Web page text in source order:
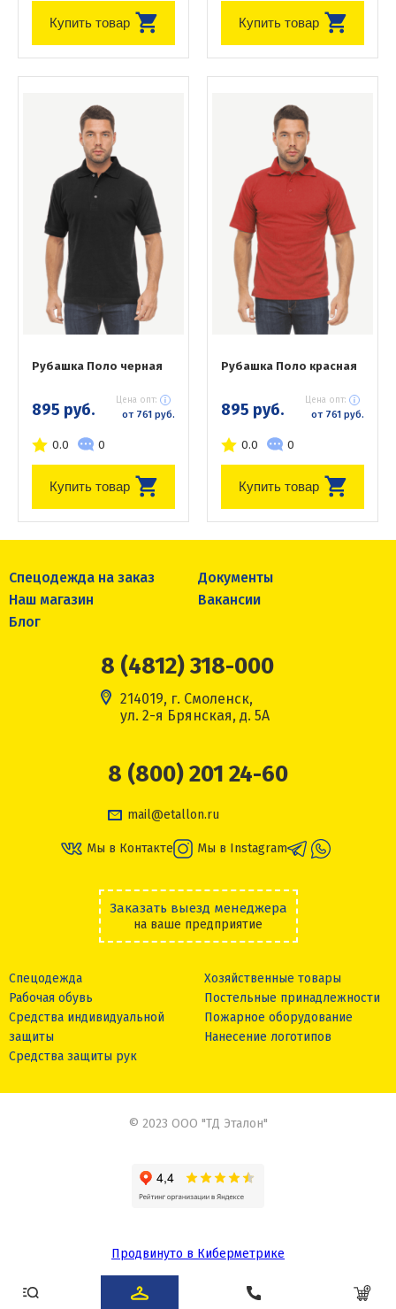
Купить товар Купить товар
Рубашка Поло черная
895 руб. Цена опт:
от 761 руб.
0.0 0
Купить товар
Рубашка Поло красная
895 руб. Цена опт:
от 761 руб.
0.0 0
Купить товар
Спецодежда на заказ
Документы
Наш магазин
Вакансии
Блог
8 (4812) 318-000
214019, г. Смоленск,
ул. 2-я Брянская, д. 5А
8 (800) 201 24-60
mail@etallon.ru
Мы в Контакте Мы в Instagram
Заказать выезд менеджера
на ваше предприятие
Спецодежда
Рабочая обувь
Средства индивидуальной
защиты
Средства защиты рук
Хозяйственные товары
Постельные принадлежности
Пожарное оборудование
Нанесение логотипов
© 2023 ООО "ТД Эталон"
Продвинуто в Киберметрике
Сделано в